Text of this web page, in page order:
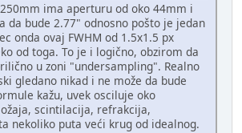
ima aperturu od oko 44mm i
da bude 2.77" odnosno pošto je jedan
onda ovaj FWHM od 1.5x1.5 px
od toga. To je i logično, obzirom da
u zoni "undersampling". Realno
gledano nikad i ne može da bude
kažu, uvek osciluje oko
scintilacija, refrakcija,
nekoliko puta veći krug od idealnog.